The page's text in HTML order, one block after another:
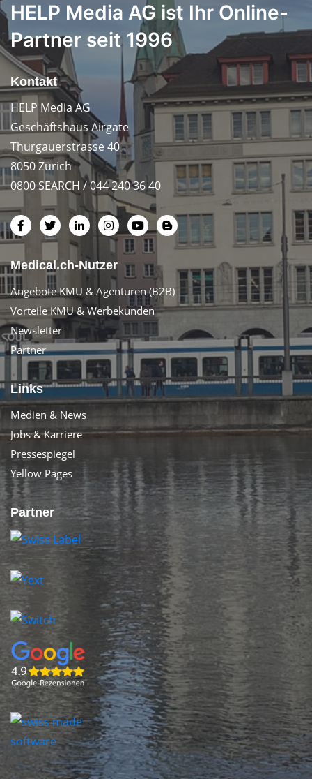
HELP Media AG ist Ihr Online-
Partner seit 1996
Kontakt
HELP Media AG
Geschäftshaus Airgate
Thurgauerstrasse 40
8050 Zürich
0800 SEARCH / 044 240 36 40
Medical.ch-Nutzer
Angebote KMU & Agenturen (B2B)
Vorteile KMU & Werbekunden
Newsletter
Partner
Links
Medien & News
Jobs & Karriere
Pressespiegel
Yellow Pages
Partner